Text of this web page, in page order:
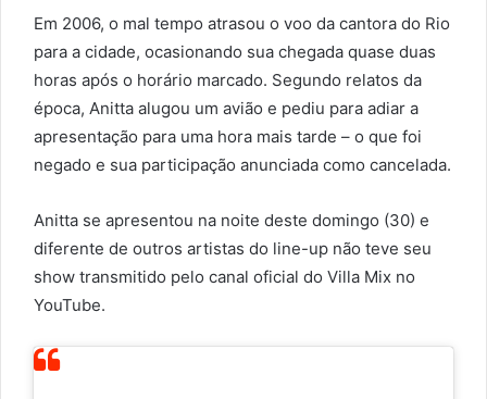
Em 2006, o mal tempo atrasou o voo da cantora do Rio
para a cidade, ocasionando sua chegada quase duas
horas após o horário marcado. Segundo relatos da
época, Anitta alugou um avião e pediu para adiar a
apresentação para uma hora mais tarde – o que foi
negado e sua participação anunciada como cancelada.
Anitta se apresentou na noite deste domingo (30) e
diferente de outros artistas do line-up não teve seu
show transmitido pelo canal oficial do Villa Mix no
YouTube.